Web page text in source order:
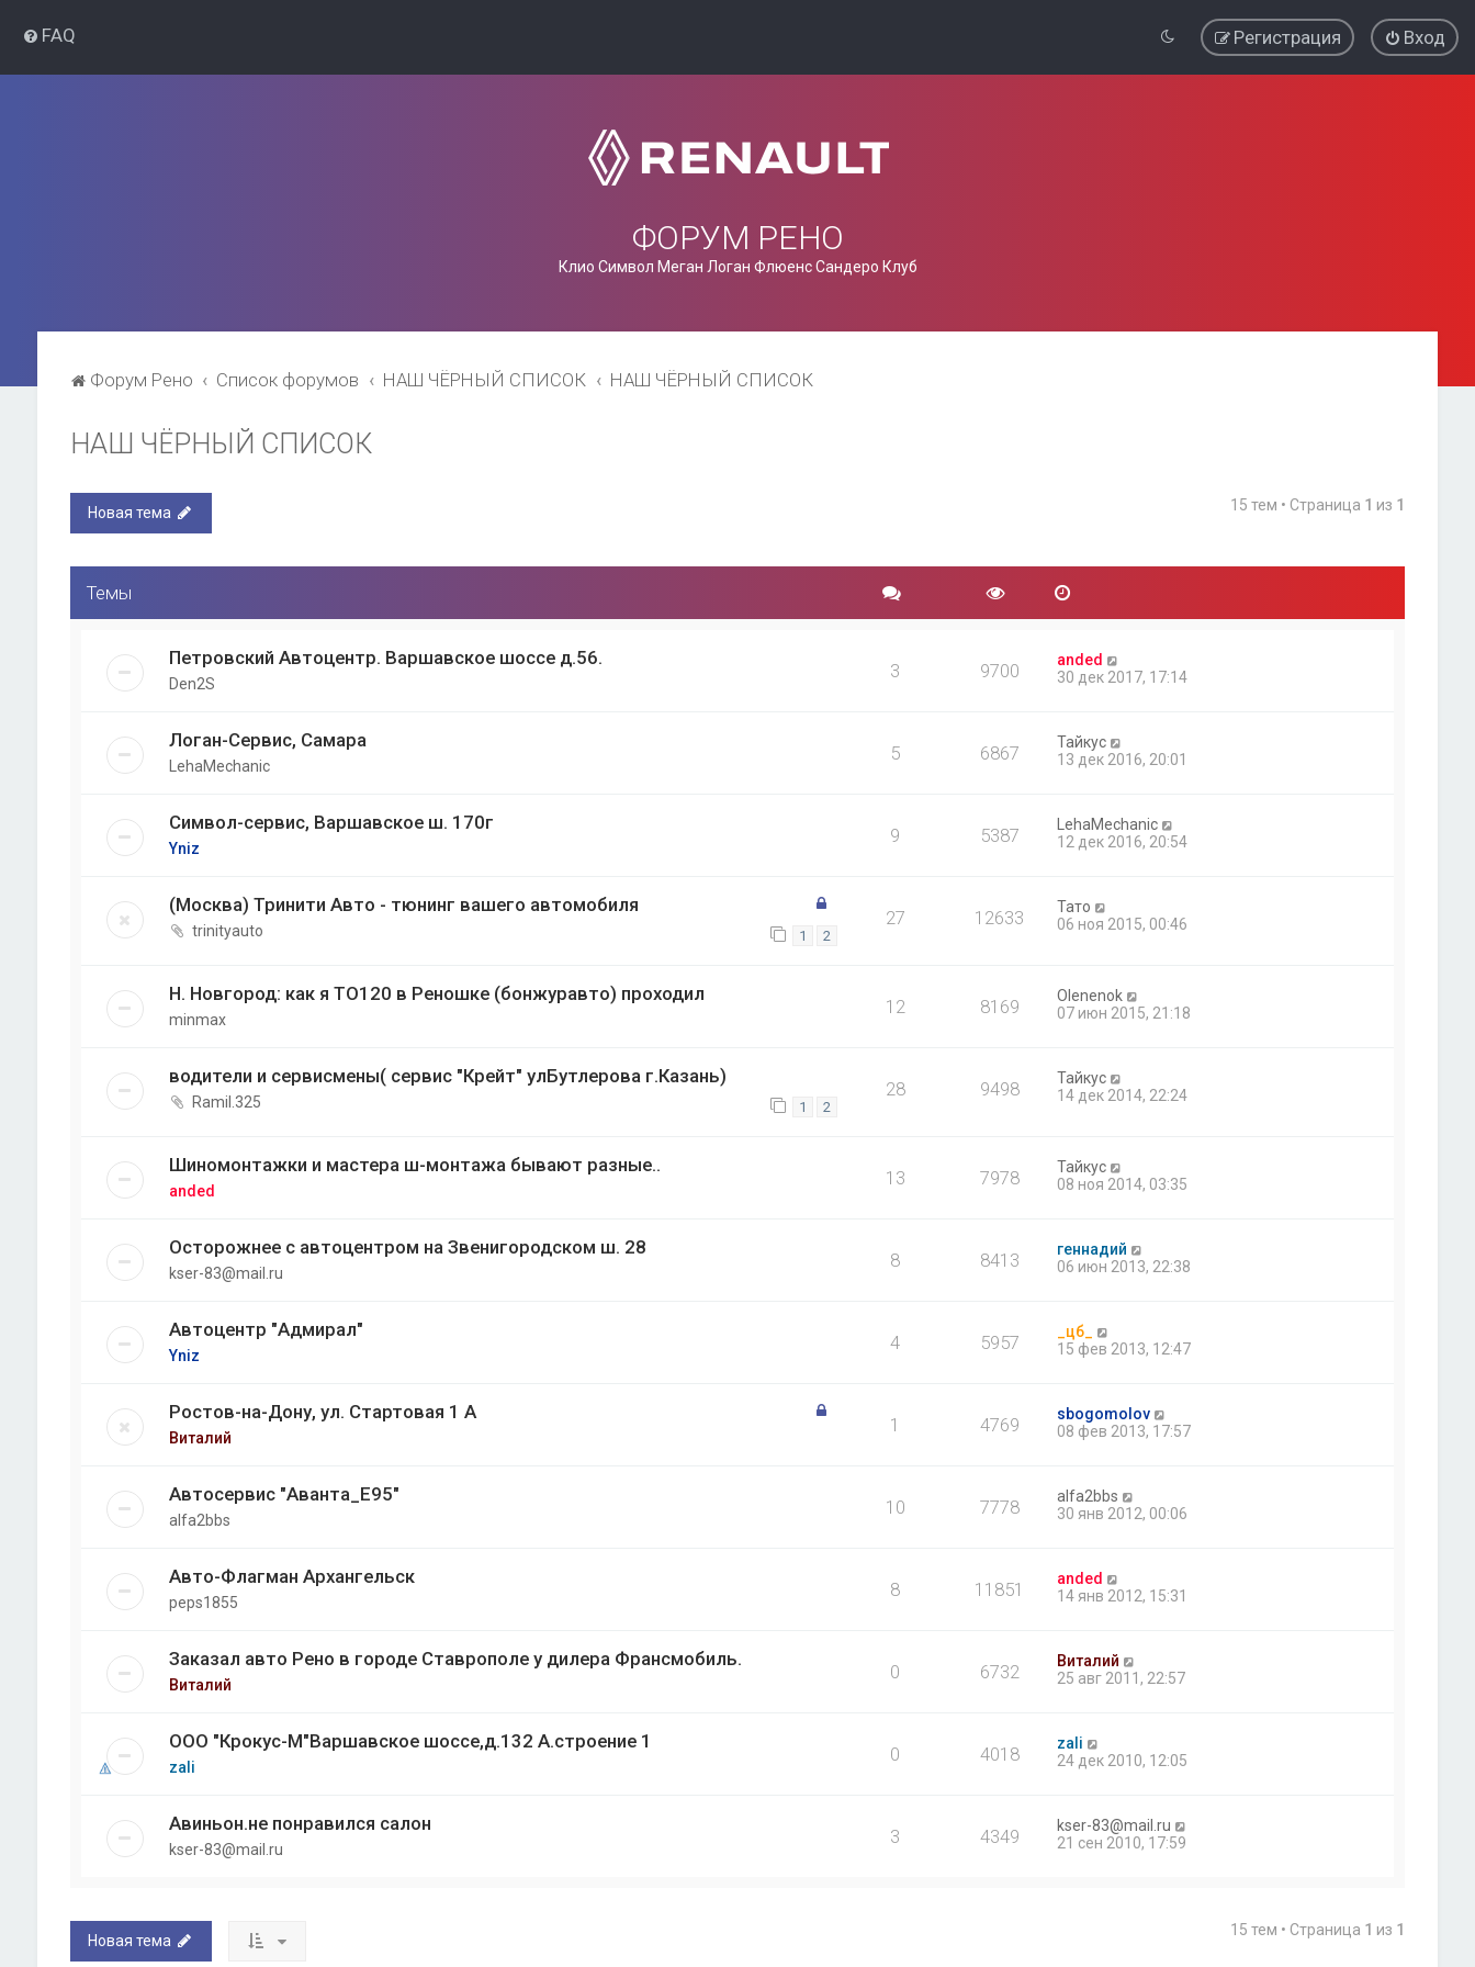
FAQ Вход
Регистрация
ФОРУМ РЕНО
Клио Символ Меган Логан Флюенс Сандеро Клуб
Форум Рено Список форумов НАШ ЧЁРНЫЙ СПИСОК НАШ ЧЁРНЫЙ СПИСОК
НАШ ЧЁРНЫЙ СПИСОК
Новая тема 15 тем • Страница 1 из 1
Темы
Петровский Автоцентр. Варшавское шоссе д.56.
Den2S
3 9700
anded
30 дек 2017, 17:14
Логан-Сервис, Самара
LehaMechanic
5 6867
Тайкус
13 дек 2016, 20:01
Символ-сервис, Варшавское ш. 170г
Yniz
9 5387
LehaMechanic
12 дек 2016, 20:54
(Москва) Тринити Авто - тюнинг вашего автомобиля
trinityauto 1 2
27 12633
Тато
06 ноя 2015, 00:46
Н. Новгород: как я ТО120 в Реношке (бонжуравто) проходил
minmax
12 8169
Olenenok
07 июн 2015, 21:18
водители и сервисмены( сервис "Крейт" улБутлерова г.Казань)
Ramil.325 1 2
28 9498
Тайкус
14 дек 2014, 22:24
Шиномонтажки и мастера ш-монтажа бывают разные..
anded
13 7978
Тайкус
08 ноя 2014, 03:35
Осторожнее с автоцентром на Звенигородском ш. 28
kser-83@mail.ru
8 8413
геннадий
06 июн 2013, 22:38
Автоцентр "Адмирал"
Yniz
4 5957
_цб_
15 фев 2013, 12:47
Ростов-на-Дону, ул. Стартовая 1 А
Виталий
1 4769
sbogomolov
08 фев 2013, 17:57
Автосервис "Аванта_Е95"
alfa2bbs
10 7778
alfa2bbs
30 янв 2012, 00:06
Авто-Флагман Архангельск
peps1855
8 11851
anded
14 янв 2012, 15:31
Заказал авто Рено в городе Ставрополе у дилера Франсмобиль.
Виталий
0 6732
Виталий
25 авг 2011, 22:57
ООО "Крокус-М"Варшавское шоссе,д.132 А.строение 1
zali
0 4018
zali
24 дек 2010, 12:05
Авиньон.не понравился салон
kser-83@mail.ru
3 4349
kser-83@mail.ru
21 сен 2010, 17:59
Новая тема
15 тем • Страница 1 из 1